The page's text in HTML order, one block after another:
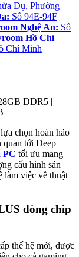
Dụ, Phường
Số 94E-94F
Nghệ An: Số
Hồ Chí
Chí Minh
DDR5 |
chọn hoàn hảo
tới Deep
PC tối ưu mang
cấu hình sản
làm việc về thuật
dòng chip
thế hệ mới, được